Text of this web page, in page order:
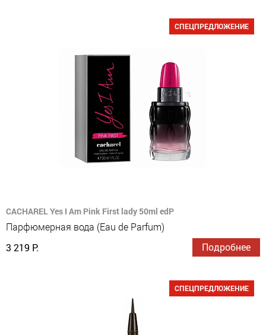
СПЕЦПРЕДЛОЖЕНИЕ
CACHAREL Yes I Am Pink First lady 50ml edP
Парфюмерная вода (Eau de Parfum)
3 219 Р.
Подробнее
СПЕЦПРЕДЛОЖЕНИЕ